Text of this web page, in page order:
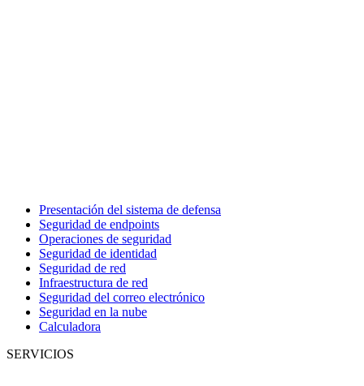
Presentación del sistema de defensa
Seguridad de endpoints
Operaciones de seguridad
Seguridad de identidad
Seguridad de red
Infraestructura de red
Seguridad del correo electrónico
Seguridad en la nube
Calculadora
SERVICIOS